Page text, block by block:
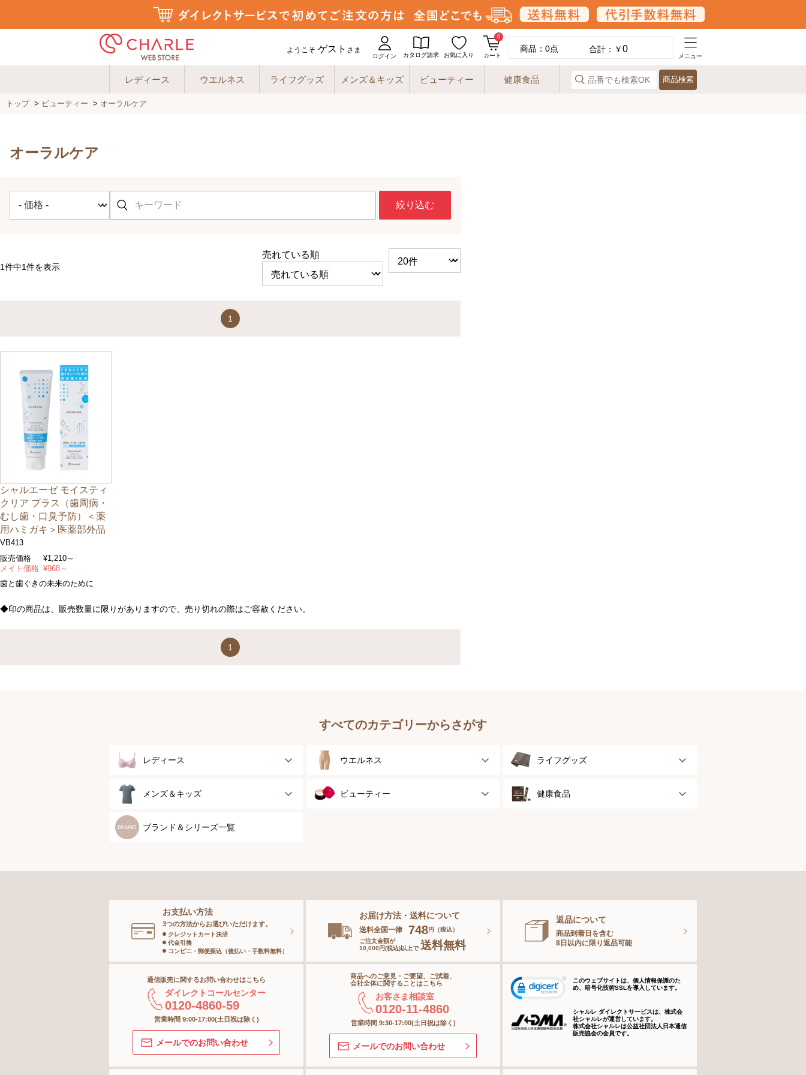
ようこそ ゲスト さま
ログイン カタログ請求 お気に入り
0
カート
商品： 0点 合計：￥0
メニュー
レディース ウエルネス ライフグッズ メンズ＆キッズ ビューティー 健康食品 商品検索
トップ> ビューティー > オーラルケア
オーラルケア
絞り込む
1件中1件を表示
売れている順
1
シャルエーゼ モイスティ
クリア プラス（歯周病・
むし歯・口臭予防）＜薬
用ハミガキ＞医薬部外品
VB413
販売価格
¥1,210～
メイト価格 ¥968～
歯と歯ぐきの未来のために
◆印の商品は、販売数量に限りがありますので、売り切れの際はご容赦ください。
1
すべてのカテゴリーからさがす
レディース
ブラジャー
ブラジャーパッド
ランジェリー
インナー
ボトム
ショーツ
ストッキング＆タイツ
ウエルネス
健康サポート
ライフグッズ
アウター
メンズ＆キッズ
メンズトップ
キッズ＆ベビー
ビューティー
ボディーケア
ヘアケア
オーラルケア
スキンケアグッズ
健康食品
ブランド＆シリーズ一覧
お支払い方法
3つの方法からお選びいただけます。
クレジットカート決済
代金引換
コンビニ・郵便振込（後払い・手数料無料）
お届け方法・送料について
送料全国一律 748円（税込）
ご注文金額が
10,000円(税込)以上で 送料無料
返品について
商品到着日を含む
8日以内に限り返品可能
通信販売に関するお問い合わせはこちら
ダイレクトコールセンター
0120-4860-59
営業時間 9:00-17:00(土日祝は除く)
メールでのお問い合わせ
商品へのご意見・ご要望、ご試着、
会社全体に関することはこちら
お客さま相談室
0120-11-4860
営業時間 9:30-17:00(土日祝は除く)
メールでのお問い合わせ
このウェブサイトは、個人情報保護のた
め、暗号化技術SSLを導入しています。
シャルレ ダイレクトサービスは、株式会
社シャルレが運営しています。
株式会社シャルレは公益社団法人日本通信
販売協会の会員です。